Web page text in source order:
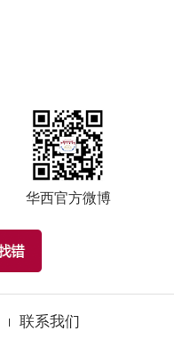
华西官方微博
联系我们